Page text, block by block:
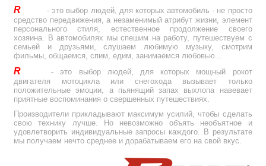
R
- это выбор людей, для которых автомобиль - не просто
средство передвижения, а незаменимый атрибут жизни, элемент
персонального стиля, естественное продолжение своего
хозяина. В автомобилях мы спешим на работу, путешествуем с
семьей и друзьями, слушаем любимую музыку, смотрим
фильмы, общаемся, спим, едим, занимаемся любовью...
R
- это выбор людей, для которых мощный рокот
двигателя мотоцикла или снегохода вызывает только
положительные эмоции, а пьянящий запах выхлопа навевает
приятные воспоминания о свершенных путешествиях.
Производители прикладывают максимум усилий, чтобы сделать
свою технику лучше. Но невозможно объять необъятное и
удовлетворить индивидуальные запросы каждого. В результате
мы получаем нечто среднее и дорабатываем его на свой вкус.